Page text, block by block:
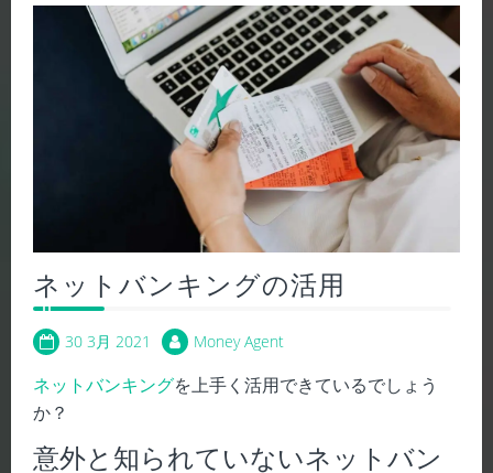
ネットバンキングの活用
30 3月 2021 Money Agent
ネットバンキングを上手く活用できているでしょう
か？
意外と知られていないネットバン